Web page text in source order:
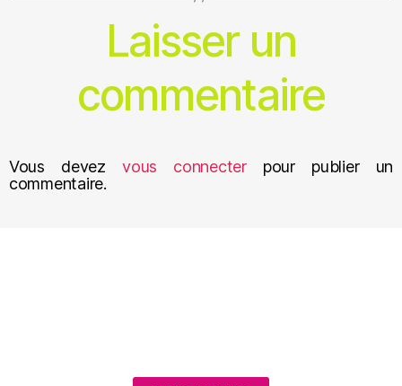
Laisser un
commentaire
Vous devezvous connecterpour publier un
commentaire.